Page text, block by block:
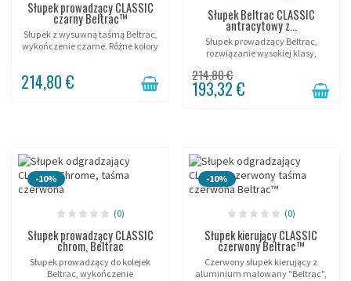
Słupek prowadzący CLASSIC
czarny Beltrac™
Słupek z wysuwną taśmą Beltrac,
wykończenie czarne. Różne kolory
taśm.
214,80 €
Słupek Beltrac CLASSIC
antracytowy z...
Słupek prowadzący Beltrac,
rozwiązanie wysokiej klasy,
wykończenie antracytowe.
214,80 €
193,32 €
-10%
(0)
Słupek prowadzący CLASSIC
chrom, Beltrac
Słupek prowadzący do kolejek
Beltrac, wykończenie
-10%
(0)
Słupek kierujący CLASSIC
czerwony Beltrac™
Czerwony słupek kierujący z
aluminium malowany "Beltrac",